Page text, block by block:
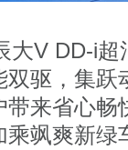
大V DD-i
双驱，集
带来省心
乘飒爽新